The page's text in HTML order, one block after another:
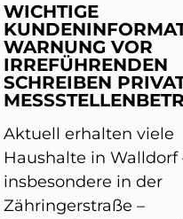
WICHTIGE
WARNUNG VOR
IRREFÜHRENDEN
SCHREIBEN
Aktuell erhalten viele
Haushalte in Walldorf
insbesondere in der
Zähringerstraße –